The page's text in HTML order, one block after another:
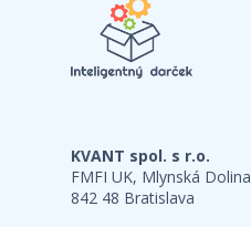
KVANT spol. s r.o.
FMFI UK, Mlynská Dolina
842 48 Bratislava